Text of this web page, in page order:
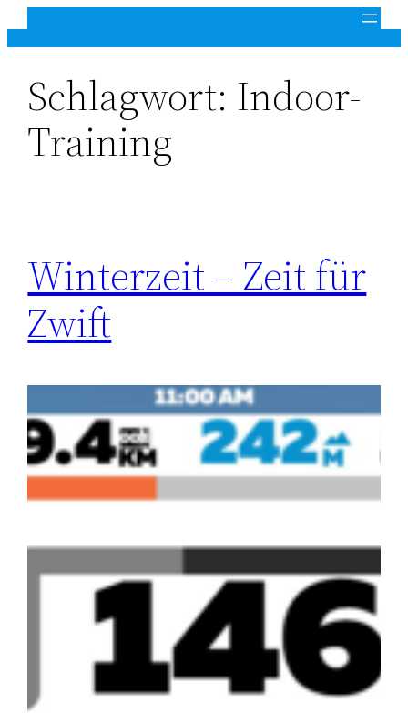
Inhalt
Schlagwort: Indoor-
Training
Winterzeit – Zeit für
Zwift